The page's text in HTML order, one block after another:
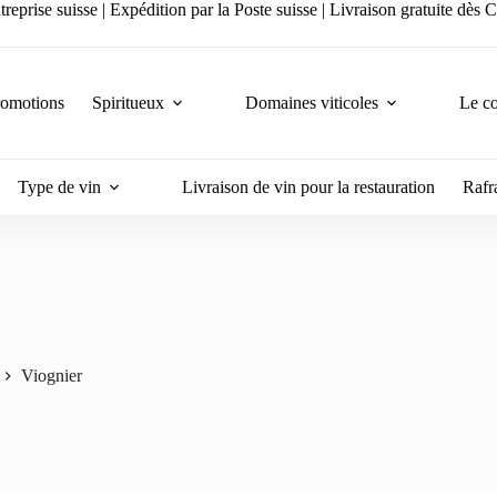
suisse | Expédition par la Poste suisse | Livraison gratuite dès
Spiritueux Domaines viticoles Le
Type de vin Livraison de vin pour la restauration
Viognier